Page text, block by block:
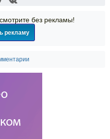
без рекламы!
рекламу